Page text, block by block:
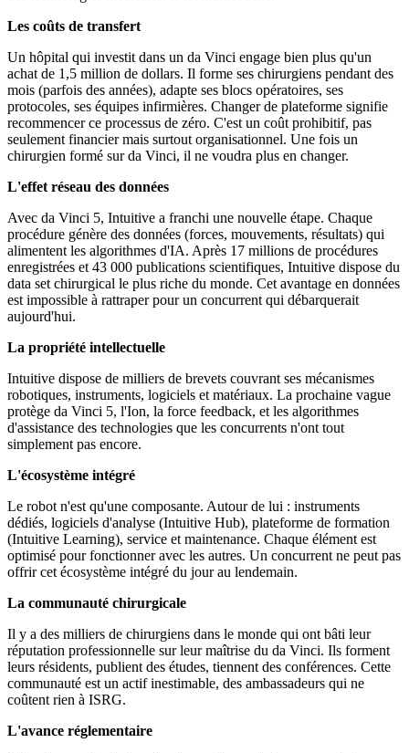
Les coûts de transfert
Un hôpital qui investit dans un da Vinci engage bien plus qu'un
achat de 1,5 million de dollars. Il forme ses chirurgiens pendant des
mois (parfois des années), adapte ses blocs opératoires, ses
protocoles, ses équipes infirmières. Changer de plateforme signifie
recommencer ce processus de zéro. C'est un coût prohibitif, pas
seulement financier mais surtout organisationnel. Une fois un
chirurgien formé sur da Vinci, il ne voudra plus en changer.
L'effet réseau des données
Avec da Vinci 5, Intuitive a franchi une nouvelle étape. Chaque
procédure génère des données (forces, mouvements, résultats) qui
alimentent les algorithmes d'IA. Après 17 millions de procédures
enregistrées et 43 000 publications scientifiques, Intuitive dispose du
data set chirurgical le plus riche du monde. Cet avantage en données
est impossible à rattraper pour un concurrent qui débarquerait
aujourd'hui.
La propriété intellectuelle
Intuitive dispose de milliers de brevets couvrant ses mécanismes
robotiques, instruments, logiciels et matériaux. La prochaine vague
protège da Vinci 5, l'Ion, la force feedback, et les algorithmes
d'assistance des technologies que les concurrents n'ont tout
simplement pas encore.
L'écosystème intégré
Le robot n'est qu'une composante. Autour de lui : instruments
dédiés, logiciels d'analyse (Intuitive Hub), plateforme de formation
(Intuitive Learning), service et maintenance. Chaque élément est
optimisé pour fonctionner avec les autres. Un concurrent ne peut pas
offrir cet écosystème intégré du jour au lendemain.
La communauté chirurgicale
Il y a des milliers de chirurgiens dans le monde qui ont bâti leur
réputation professionnelle sur leur maîtrise du da Vinci. Ils forment
leurs résidents, publient des études, tiennent des conférences. Cette
communauté est un actif inestimable, des ambassadeurs qui ne
coûtent rien à ISRG.
L'avance réglementaire